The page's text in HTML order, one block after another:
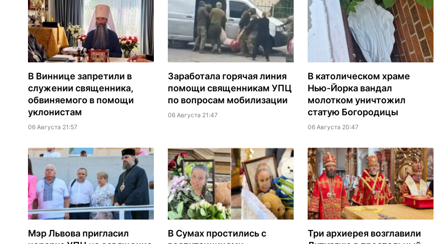
В Виннице запретили в
служении священника,
обвиняемого в помощи
уклонистам
06 Августа 21:57
Заработала горячая линия
помощи священникам УПЦ
по вопросам мобилизации
06 Августа 21:47
В католическом храме
Нью-Йорка вандал
молотком уничтожил
статую Богородицы
06 Августа 20:47
Мэр Львова пригласил
В Сумах простились с
Три архиерея возглавили